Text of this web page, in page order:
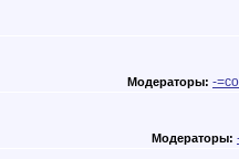
Модераторы: -
Модераторы: